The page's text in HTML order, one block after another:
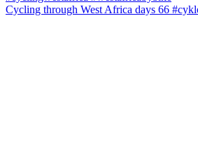
Cycling through West Africa days 66